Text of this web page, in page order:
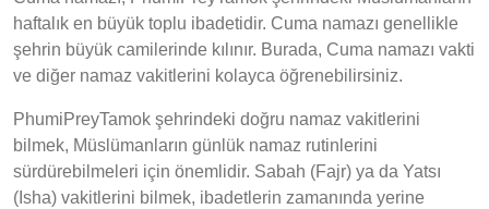
haftalık en büyük toplu ibadetidir. Cuma namazı genellikle
şehrin büyük camilerinde kılınır. Burada, Cuma namazı vakti
ve diğer namaz vakitlerini kolayca öğrenebilirsiniz.
PhumiPreyTamok şehrindeki doğru namaz vakitlerini
bilmek, Müslümanların günlük namaz rutinlerini
sürdürebilmeleri için önemlidir. Sabah (Fajr) ya da Yatsı
(Isha) vakitlerini bilmek, ibadetlerin zamanında yerine